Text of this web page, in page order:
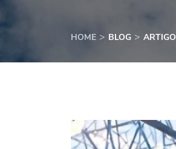
HOME BLOG ARTIGO